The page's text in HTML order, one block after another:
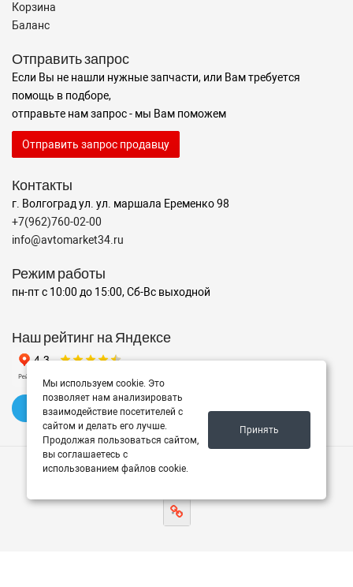
Корзина
Баланс
Отправить запрос
Если Вы не нашли нужные запчасти, или Вам требуется
помощь в подборе,
отправьте нам запрос - мы Вам поможем
Отправить запрос продавцу
Контакты
г. Волгоград ул. ул. маршала Еременко 98
+7(962)760-02-00
info@avtomarket34.ru
Режим работы
пн-пт с 10:00 до 15:00, Сб-Вс выходной
Наш рейтинг на Яндексе
✍️ Оставить отзыв
Мы используем cookie. Это
позволяет нам анализировать
взаимодействие посетителей с
сайтом и делать его лучше.
Продолжая пользоваться сайтом,
вы соглашаетесь с
использованием файлов cookie.
Принять